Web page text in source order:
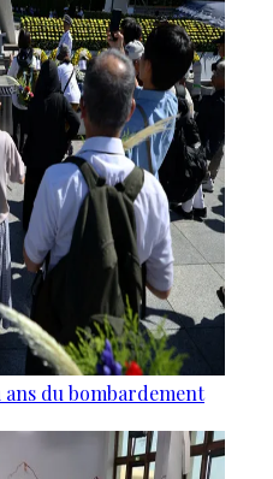
ans du bombardement